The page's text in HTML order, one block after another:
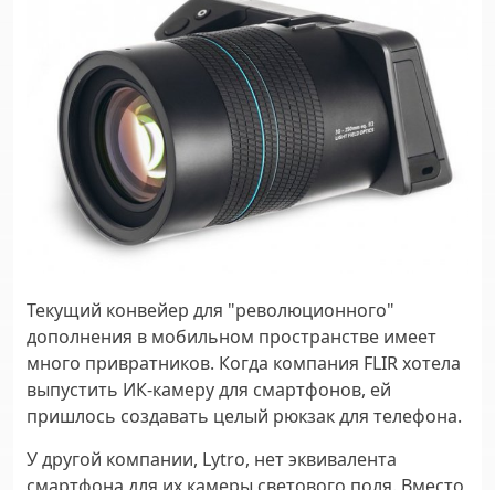
Текущий конвейер для "революционного"
дополнения в мобильном пространстве имеет
много привратников. Когда компания FLIR хотела
выпустить ИК-камеру для смартфонов, ей
пришлось создавать целый рюкзак для телефона.
У другой компании, Lytro, нет эквивалента